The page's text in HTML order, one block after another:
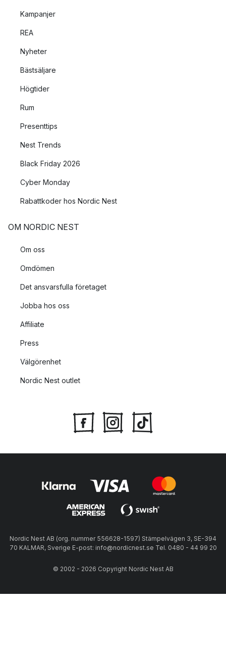
Kampanjer
REA
Nyheter
Bästsäljare
Högtider
Rum
Presenttips
Nest Trends
Black Friday 2026
Cyber Monday
Rabattkoder hos Nordic Nest
OM NORDIC NEST
Om oss
Omdömen
Det ansvarsfulla företaget
Jobba hos oss
Affiliate
Press
Välgörenhet
Nordic Nest outlet
Nordic Nest AB (org. nummer 556628-1597) Stämpelvägen 3, SE-394
70 KALMAR, Sverige E-post: info@nordicnest.se Tel. 0480 - 44 99 20
© 2002 - 2026 Copyright Nordic Nest AB